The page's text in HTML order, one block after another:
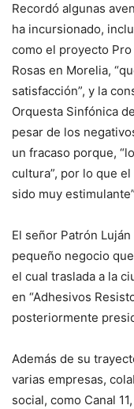
Recordó algunas
ha incursionado,
como el proyecto
Rosas en Morelia,
satisfacción”, y la
Orquesta Sinfónica
pesar de los
un fracaso porque,
cultura”, por lo que
sido muy
El señor Patrón
pequeño negocio
el cual traslada a la
en “Adhesivos
posteriormente
Además de su
varias empresas,
social, como Canal